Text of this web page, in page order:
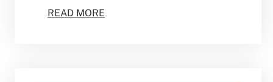
READ MORE